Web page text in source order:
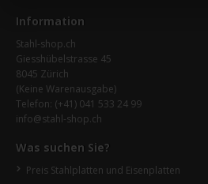
Information
Stahl-shop.ch
Giesshübelstrasse 45
8045 Zürich
(Keine Warenausgabe)
Telefon: (+41) 041 533 24 99
info@stahl-shop.ch
Was suchen Sie?
Preis Stahlplatten und Eisenplatten